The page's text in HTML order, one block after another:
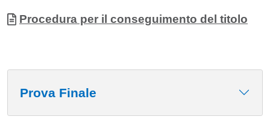
Allegati
Documento
Procedura per il conseguimento del titolo
Prova Finale